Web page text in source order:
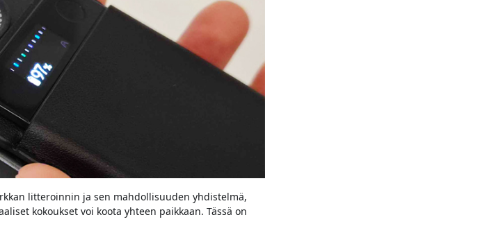
litteroinnin ja sen mahdollisuuden yhdistelmä,
kokoukset voi koota yhteen paikkaan. Tässä on